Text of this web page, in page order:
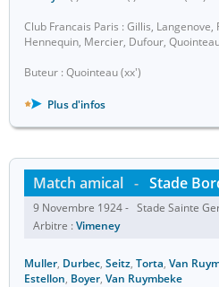
Club Francais Paris : Gillis, Langenove,
Hennequin, Mercier, Dufour,
Buteur : Quointeau (xx')
Plus d'infos
Match amical - Stade
9 Novembre 1924 - Stade Sainte
Arbitre :Vimeney
Muller, Durbec, Seitz, Torta, Van
Estellon, Boyer, Van Ruymbeke